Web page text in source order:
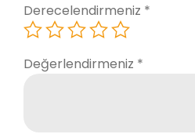
Derecelendirmeniz *
Değerlendirmeniz *